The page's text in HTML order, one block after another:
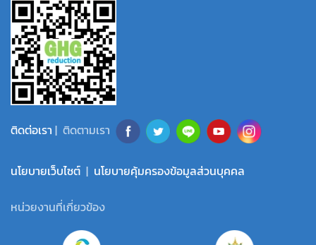
ติดต่อเรา | ติดตามเรา
นโยบายเว็บไซต์ | นโยบายคุ้มครองข้อมูลส่วนบุคคล
หน่วยงานที่เกี่ยวข้อง